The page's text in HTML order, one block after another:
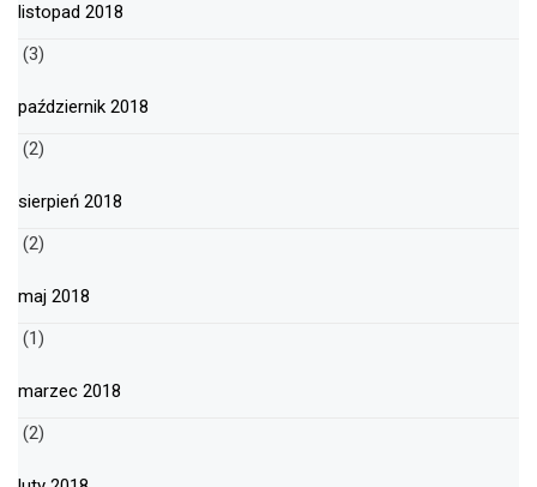
listopad 2018
(3)
październik 2018
(2)
sierpień 2018
(2)
maj 2018
(1)
marzec 2018
(2)